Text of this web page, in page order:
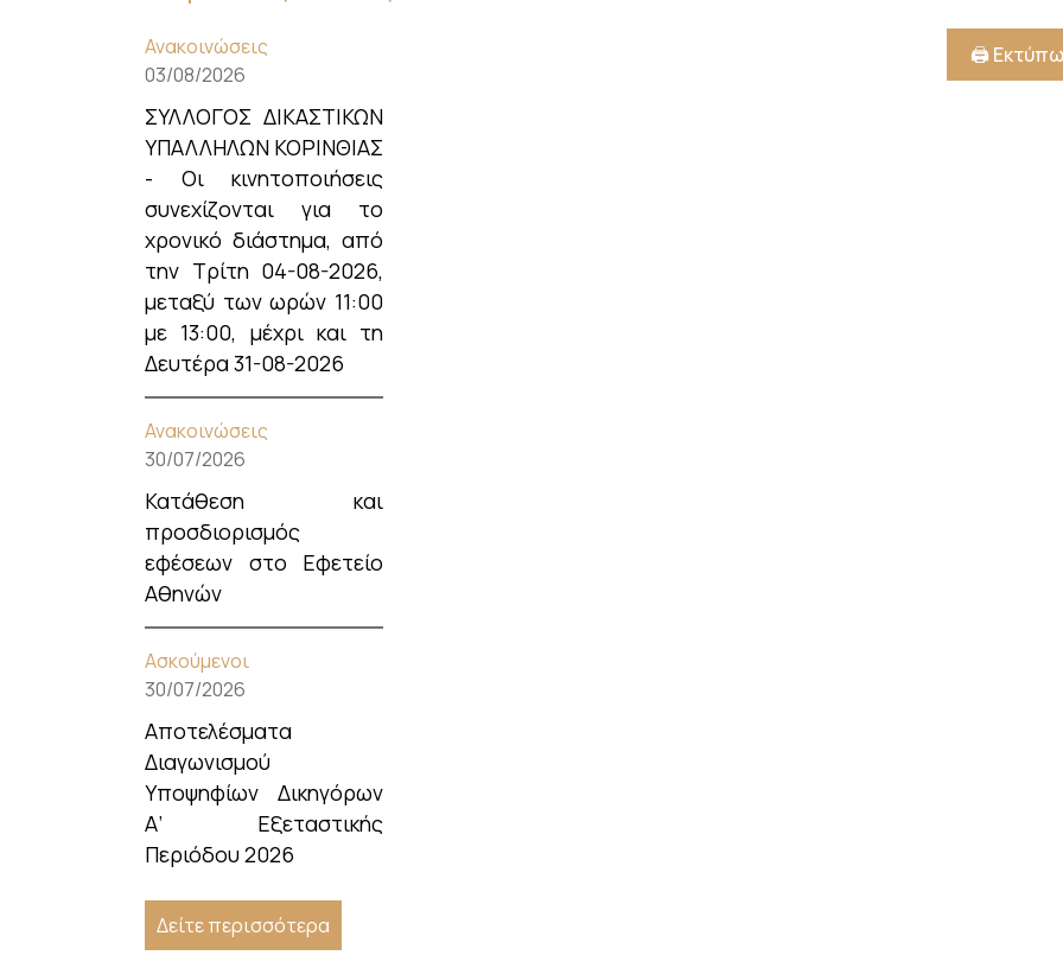
Ανακοινώσεις
03/08/2026
ΣΥΛΛΟΓΟΣ ΔΙΚΑΣΤΙΚΩΝ
ΥΠΑΛΛΗΛΩΝ ΚΟΡΙΝΘΙΑΣ
- Οι κινητοποιήσεις
συνεχίζονται για το
χρονικό διάστημα, από
την Τρίτη 04-08-2026,
μεταξύ των ωρών 11:00
με 13:00, μέχρι και τη
Δευτέρα 31-08-2026
Ανακοινώσεις
30/07/2026
Κατάθεση και
προσδιορισμός
εφέσεων στο Εφετείο
Αθηνών
Ασκούμενοι
30/07/2026
Αποτελέσματα
Διαγωνισμού
Υποψηφίων Δικηγόρων
Α’ Εξεταστικής
Περιόδου 2026
Δείτε περισσότερα
🖨️